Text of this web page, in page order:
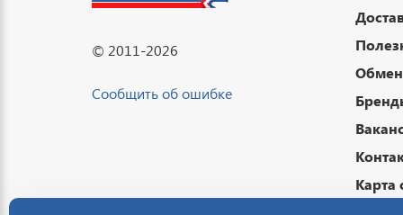
© 2011-2026
Сообщить об ошибке
Обмен
Карта